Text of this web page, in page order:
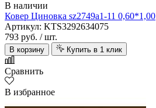
В наличии
Ковер Циновка sz2749а1-11 0,60*1,00
Артикул: KTS3292634075
793 руб. / шт.
В корзину Купить в 1 клик
Сравнить
В избранное